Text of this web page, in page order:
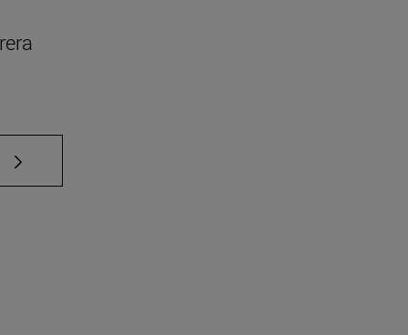
TAB para desplazarse.